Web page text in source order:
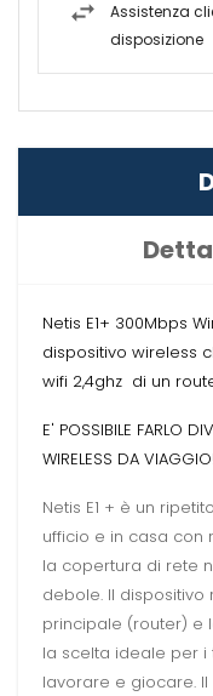
Assistenza
disposizione
Netis E1+ 300Mbps
dispositivo wireless
wifi 2,4ghz di un
E' POSSIBILE FARLO
WIRELESS DA
Netis E1 + è un
ufficio e in casa con
la copertura di rete
debole. Il
principale (router) e
la scelta ideale per i
lavorare e giocare.